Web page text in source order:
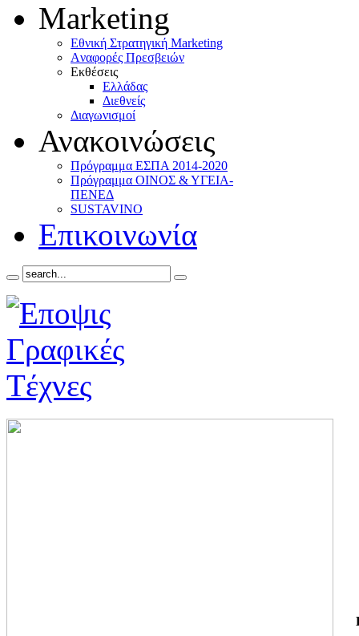
Marketing
Eθνική Στρατηγική Marketing
Aναφορές Πρεσβειών
Eκθέσεις
Eλλάδας
Διεθνείς
Διαγωνισμοί
Ανακοινώσεις
Πρόγραμμα ΕΣΠΑ 2014-2020
Πρόγραμμα ΟΙΝΟΣ & ΥΓΕΙΑ-
ΠΕΝΕΔ
SUSTAVINO
Επικοινωνία